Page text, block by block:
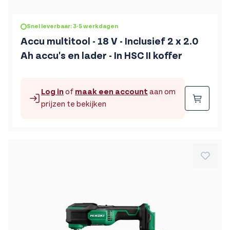
Snel leverbaar: 3-5 werkdagen
Accu multitool - 18 V - Inclusief 2 x 2.0
Ah accu's en lader - In HSC II koffer
Log inof maak een account aan om
prijzen te bekijken